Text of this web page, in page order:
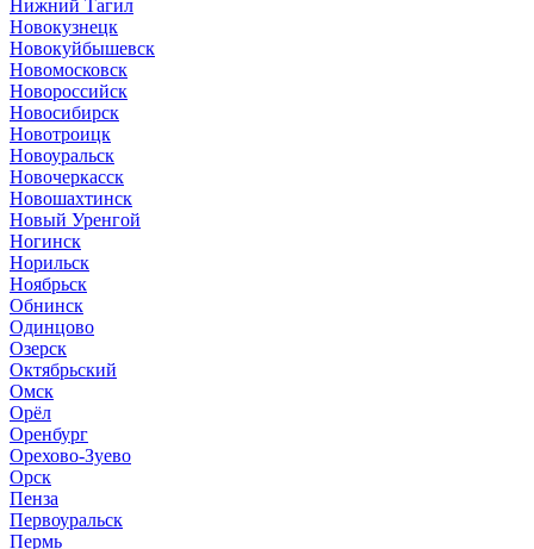
Нижний Тагил
Новокузнецк
Новокуйбышевск
Новомосковск
Новороссийск
Новосибирск
Новотроицк
Новоуральск
Новочеркасск
Новошахтинск
Новый Уренгой
Ногинск
Норильск
Ноябрьск
Обнинск
Одинцово
Озерск
Октябрьский
Омск
Орёл
Оренбург
Орехово-Зуево
Орск
Пенза
Первоуральск
Пермь